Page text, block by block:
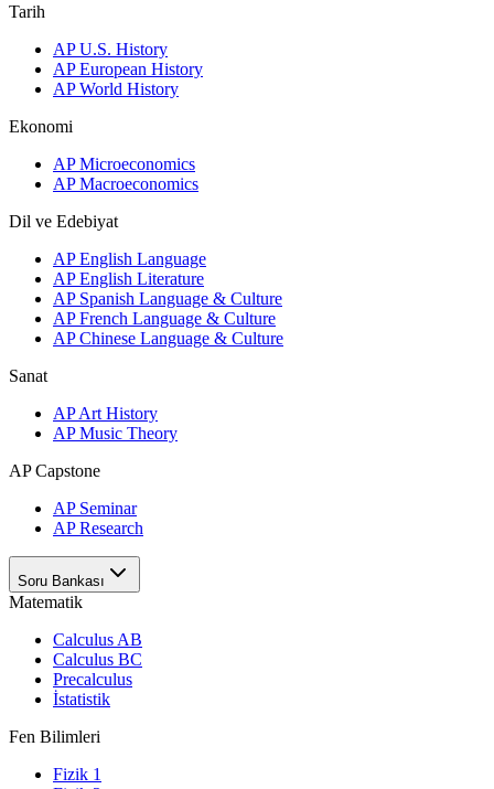
Tarih
AP U.S. History
AP European History
AP World History
Ekonomi
AP Microeconomics
AP Macroeconomics
Dil ve Edebiyat
AP English Language
AP English Literature
AP Spanish Language & Culture
AP French Language & Culture
AP Chinese Language & Culture
Sanat
AP Art History
AP Music Theory
AP Capstone
AP Seminar
AP Research
Soru Bankası
Matematik
Calculus AB
Calculus BC
Precalculus
İstatistik
Fen Bilimleri
Fizik 1